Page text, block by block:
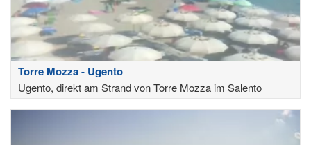
Torre Mozza - Ugento
Ugento, direkt am Strand von Torre Mozza im Salento